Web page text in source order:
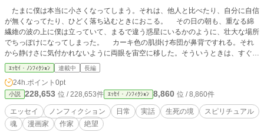
たまに僕は本当に小さくなってしまう。それは、他人と比べたり、自分に自信
が無くなってたり、ひどく落ち込むときにおこる。 その日の朝も、重なる綿
繊維の波の上に僕は立っていて、まるで違う惑星にいるかのように、壮大な場所
でちっぽけになってしまった。 カーキ色の肌掛け布団が鼻背ですれる。それ
から静けさに気付かれないように両眼を宙空に移した。そういうときは、すぐに
起きれなくて、陽射しに当たってきらきらと光る、遠方の人口衛星みたいな微小
のホコリを、布団の中から見つめている。やがて、新鮮なコーヒーを淹れようだ
とか、今日はあの子と会おうだとか、まだ読み終えてない文庫を読もうとか、自
分のためにシュークリームを買おうだとか考えて、何とかして元気を取り戻して
もらい起きることにしている。 僕は仕事を辞めて、バツイチで、漫画原作志
望者で、ようやく掴んだ青年漫画誌の連載の話も消えてしまう。それでも日常は
進んでいって……あてもない世界を、傍にいつも暗い道がある人生を、日々進ん
ｴｯｾｲ・ﾉﾝﾌｨｸｼｮﾝ 連載中 長編
24h.ポイント 0pt
小説 228,653 位 / 228,653件 ｴｯｾｲ・ﾉﾝﾌｨｸｼｮﾝ 8,860 位 / 8,860件
エッセイ ノンフィクション 日常 実話 生死の境
スピリチュアル
魂
漫画家 作家 絶望